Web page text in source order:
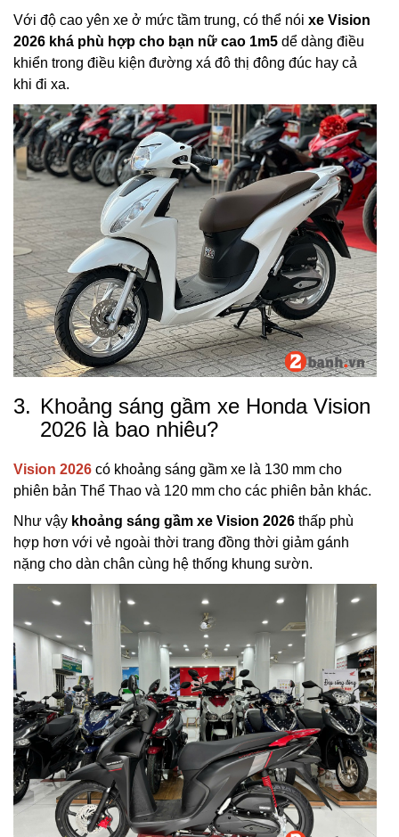
Với độ cao yên xe ở mức tầm trung, có thể nói xe Vision
2026 khá phù hợp cho bạn nữ cao 1m5 dể dàng điều
khiển trong điều kiện đường xá đô thị đông đúc hay cả
khi đi xa.
3. Khoảng sáng gầm xe Honda Vision
2026 là bao nhiêu?
Vision 2026 có khoảng sáng gầm xe là 130 mm cho
phiên bản Thể Thao và 120 mm cho các phiên bản khác.
Như vậy khoảng sáng gầm xe Vision 2026 thấp phù
hợp hơn với vẻ ngoài thời trang đồng thời giảm gánh
nặng cho dàn chân cùng hệ thống khung sườn.